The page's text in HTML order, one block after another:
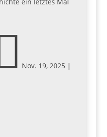
Nov. 19, 2025 |